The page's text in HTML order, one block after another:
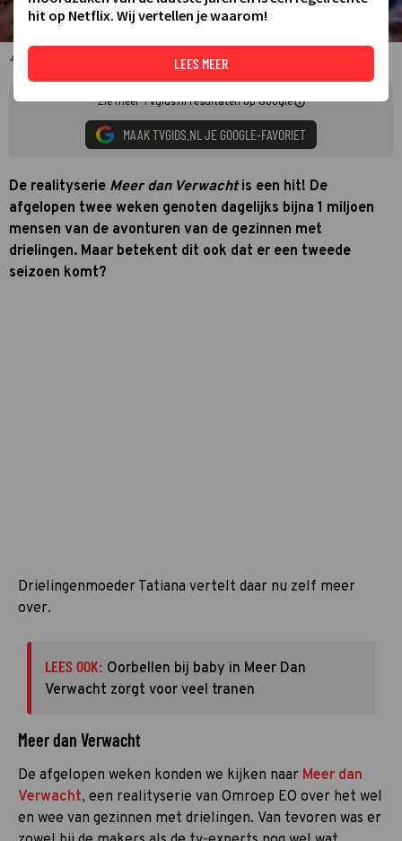
Tatiana uit Meer dan Verwacht bij Renze
Zie meer TVgids.nl resultaten op Google
MAAK TVGIDS.NL JE GOOGLE-FAVORIET
De realityserie Meer dan Verwachtis een hit! De
afgelopen twee weken genoten dagelijks bijna 1 miljoen
mensen van de avonturen van de gezinnen met
drielingen. Maar betekent dit ook dat er een tweede
seizoen komt?
Drielingenmoeder Tatiana vertelt daar nu zelf meer
over.
LEES OOK: Oorbellen bij baby in Meer Dan
Verwacht zorgt voor veel tranen
Meer dan Verwacht
De afgelopen weken konden we kijken naar Meer dan
Verwacht, een realityserie van Omroep EO over het wel
en wee van gezinnen met drielingen. Van tevoren was er
hit op Netflix. Wij vertellen je waarom!
LEES MEER